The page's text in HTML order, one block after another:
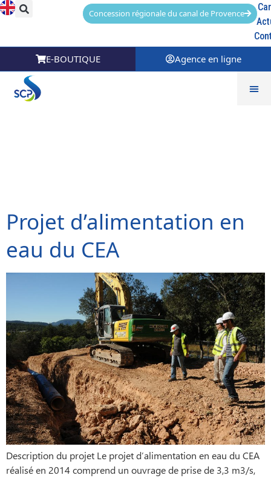
Concession régionale du canal de Provence
E-BOUTIQUE Agence en ligne
Projet d’alimentation en
eau du CEA
Description du projet Le projet d’alimentation en eau du CEA
réalisé en 2014 comprend un ouvrage de prise de 3,3 m3/s,